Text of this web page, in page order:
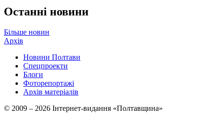
Останні новини
Більше новин
Архів
Новини Полтави
Спецпроекти
Блоги
Фоторепортажі
Архів матеріалів
© 2009 – 2026 Інтернет-видання «Полтавщина»